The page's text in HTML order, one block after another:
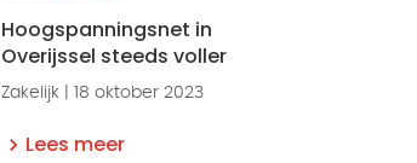
Hoogspanningsnet in
Overijssel steeds voller
Zakelijk | 18 oktober 2023
Lees meer